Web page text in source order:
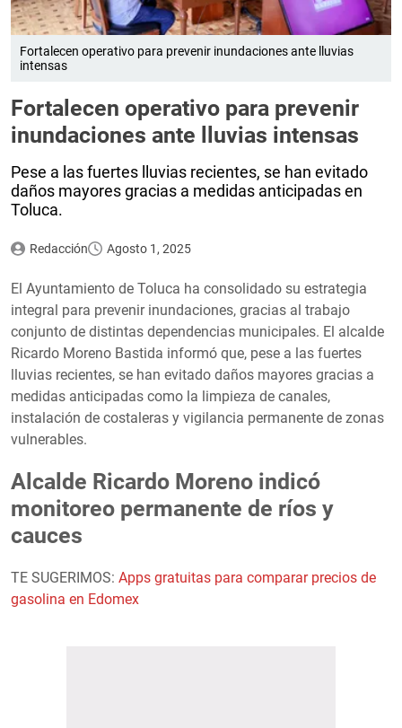
Fortalecen operativo para prevenir inundaciones ante lluvias
intensas
Fortalecen operativo para prevenir
inundaciones ante lluvias intensas
Pese a las fuertes lluvias recientes, se han evitado
daños mayores gracias a medidas anticipadas en
Toluca.
Redacción Agosto 1, 2025
El Ayuntamiento de Toluca ha consolidado su estrategia
integral para prevenir inundaciones, gracias al trabajo
conjunto de distintas dependencias municipales. El alcalde
Ricardo Moreno Bastida informó que, pese a las fuertes
lluvias recientes, se han evitado daños mayores gracias a
medidas anticipadas como la limpieza de canales,
instalación de costaleras y vigilancia permanente de zonas
vulnerables.
Alcalde Ricardo Moreno indicó
monitoreo permanente de ríos y
cauces
TE SUGERIMOS: Apps gratuitas para comparar precios de
gasolina en Edomex